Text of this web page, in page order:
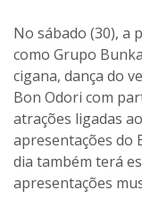
No sábado (30), a
como Grupo
cigana, dança do
Bon Odori com
atrações ligadas
apresentações do
dia também terá
apresentações